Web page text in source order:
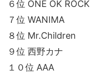
６位 ONE OK ROCK
７位 WANIMA
８位 Mr.Children
９位 西野カナ
１０位 AAA